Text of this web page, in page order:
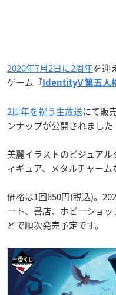
2020年7月2日に2周年を迎
ゲーム 『 IdentityV 第五人
2周年を祝う生放送にて販
ンナップが公開されました
美麗イラストのビジュア
ィギュア、メタルチャーム
価格は1回650円(税込)。
ート、書店、ホビーショ
どで順次発売予定です。